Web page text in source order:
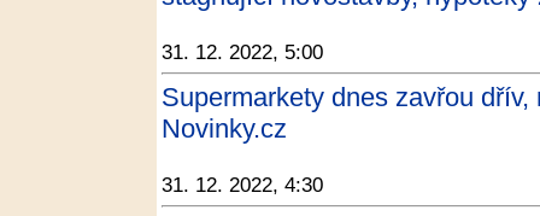
31. 12. 2022, 5:00
Supermarkety dnes zavřou
Novinky.cz
31. 12. 2022, 4:30